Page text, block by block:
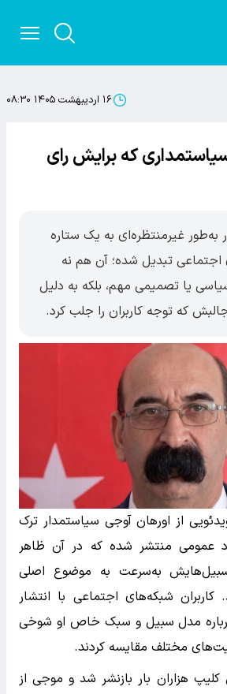
۱۶ اردیبهشت ۱۴۰۵ ۰۸:۳۰
که برایش رای
به‌طور غیرمنتظره‌ای به یک ستاره
اجتماعی تبدیل شده؛ آن هم نه
یا تصمیمی مهم، بلکه به دلیل
که توجه کاربران را جلب کرد.
از اورهان آوجی سیاستمدار ترک
عمومی منتشر شده که در آن ظاهر
سبیل‌هایش به‌سرعت به موضوع اصلی
شبکه‌های اجتماعی با انتشار
درباره مدل سبیل و سبک خاص او شوخی
مختلف مقایسه کردند.
هزاران بار بازنشر شد و موجی از